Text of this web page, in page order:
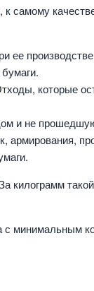
самому
производстве
которые
и не
армирования,
килограмм
с минимальным